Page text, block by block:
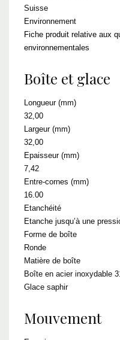
Suisse
Environnement
Fiche produit relative aux
environnementales
Boîte et glace
Longueur (mm)
32,00
Largeur (mm)
32,00
Epaisseur (mm)
7,42
Entre-cornes (mm)
16.00
Etanchéité
Etanche jusqu’à une
Forme de boîte
Ronde
Matière de boîte
Boîte en acier inoxydable
Glace saphir
Mouvement